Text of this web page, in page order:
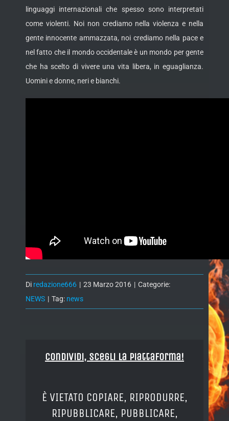
linguaggi internazionali che spesso sono interpretati
come violenti. Noi non crediamo nella violenza e nella
gente innocente ammazzata, noi crediamo nella pace e
nel fatto che il mondo occidentale è un mondo per gente
che ha scelto di vivere una vita libera, in eguaglianza.
Uomini e donne, neri e bianchi.
Di redazione666 | 23 Marzo 2016 | Categorie:
NEWS | Tag: news
Condividi, Scegli la piattaforma!
È VIETATO COPIARE, RIPRODURRE,
RIPUBBLICARE, PUBBLICARE,